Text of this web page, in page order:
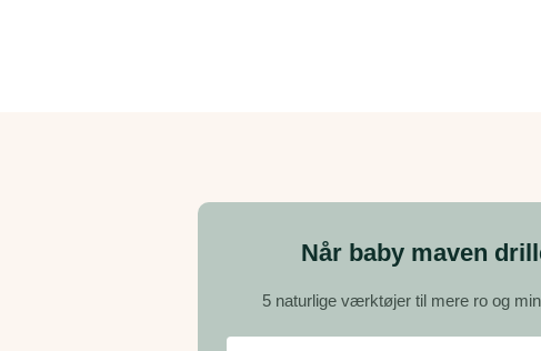
Når baby maven
5 naturlige værktøjer til mere ro og